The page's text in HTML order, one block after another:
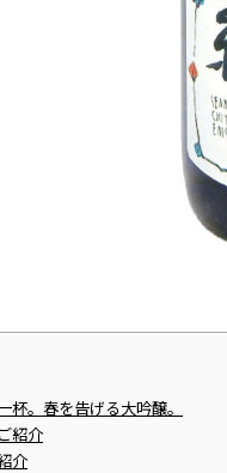
杯。春を告げる大吟醸。
紹介
介